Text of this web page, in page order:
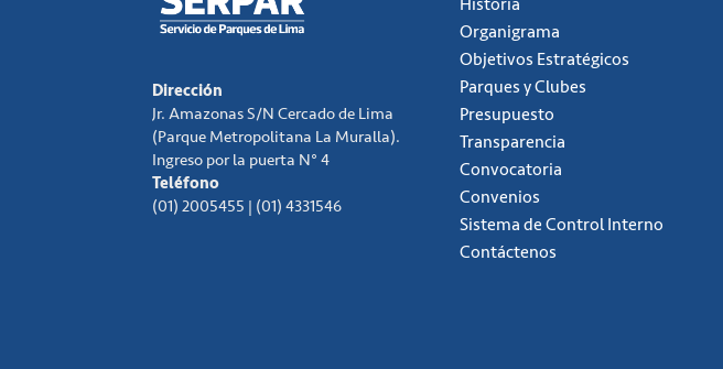
Dirección
Jr. Amazonas S/N Cercado de Lima
(Parque Metropolitana La Muralla).
Ingreso por la puerta N° 4
Teléfono
(01) 2005455 | (01) 4331546
Historia
Organigrama
Objetivos Estratégicos
Parques y Clubes
Presupuesto
Transparencia
Convocatoria
Convenios
Sistema de Control Interno
Contáctenos